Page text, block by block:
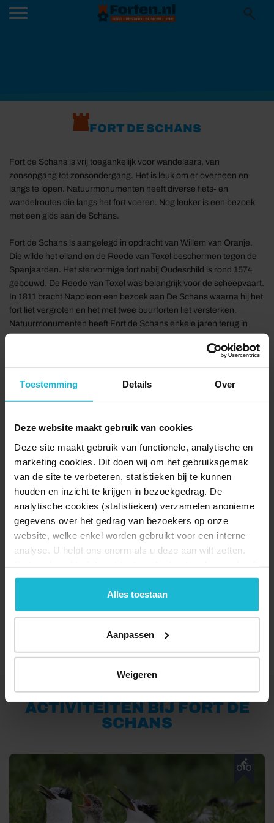
Toestemming Details Over
Deze website maakt gebruik van cookies
Deze site maakt gebruik van functionele, analytische en
marketing cookies. Dit doen wij om het gebruiksgemak
van de site te verbeteren, statistieken bij te kunnen
houden en inzicht te krijgen in bezoekgedrag. De
analytische cookies (statistieken) verzamelen anonieme
gegevens over het gedrag van bezoekers op onze
website, welke enkel worden gebruikt voor een interne
analyse. U helpt ons enorm als u deze aan wilt zetten.
geen commerciële doelstelling. U kunt deze cookies via
de knoppen accepteren, beheren of weigeren.
Alles toestaan
Aanpassen
Weigeren
FORT DE SCHANS
Fort de Schans is vrij toegankelijk voor wandelaars, van
zonsopgang tot zonsondergang. Het is leuk om er overheen en
langs te lopen. Natuurmonumenten heeft diverse fiets- en
wandelroutes die langs het fort voeren. Nog leuker is een bezoek
met een gids aan de Schans.
Fort de Schans is aangelegd in opdracht van Willem van Oranje.
Die wilde het eiland en de Reede van Texel beschermen tegen de
Spanjaarden. Het stervormige fort nabij Oudeschild is rond 1574
gebouwd. De Reede van Texel was belangrijk voor de scheepvaart.
In 1811 bracht Napoleon een bezoek aan De Schans waarna hij het
fort liet vergroten en het met twee buurforten liet versterken.
Natuurmonumenten heeft Fort de Schans enkele jaren terug in
interessante vondsten gedaan. Zo zijn ondermeer de resten van
Schansweg 30 1792 ZA Oudeschild
ACTIVITEITEN BIJ FORT DE
SCHANS